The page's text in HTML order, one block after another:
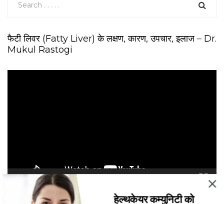
फैटी लिवर (Fatty Liver) के लक्षण, कारण, उपचार, इलाज – Dr.
Mukul Rastogi
e
00:00
हेल्थकेयर कम्युनिटी को